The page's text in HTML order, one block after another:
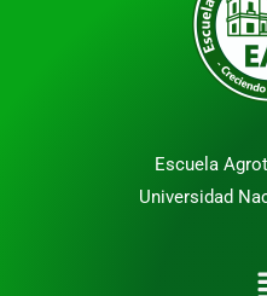
Escuela
Universidad